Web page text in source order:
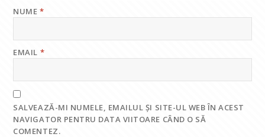
NUME*
EMAIL *
SALVEAZĂ-MI NUMELE, EMAILUL ȘI SITE-UL WEB ÎN ACEST
NAVIGATOR PENTRU DATA VIITOARE CÂND O SĂ
COMENTEZ.